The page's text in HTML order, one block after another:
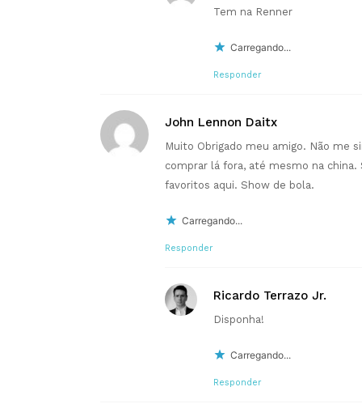
Tem na Renner
Carregando...
Responder
John Lennon Daitx
Muito Obrigado meu amigo. Não me
comprar lá fora, até mesmo na china.
favoritos aqui. Show de bola.
Carregando...
Responder
Ricardo Terrazo Jr.
Disponha!
Carregando...
Responder